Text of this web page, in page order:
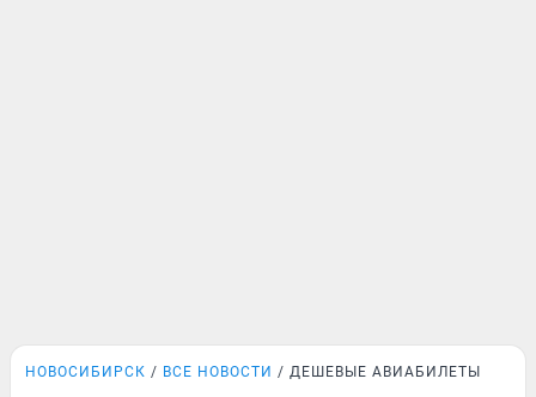
НОВОСИБИРСК ВСЕ НОВОСТИ ДЕШЕВЫЕ АВИАБИЛЕТЫ